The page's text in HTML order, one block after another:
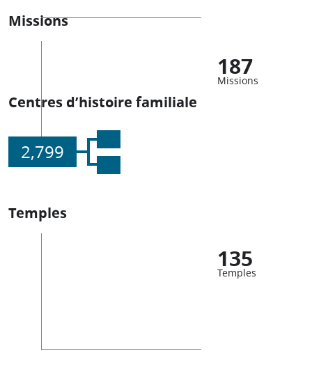
Missions
187
Missions
Centres d’histoire familiale
2,799
Temples
135
Temples